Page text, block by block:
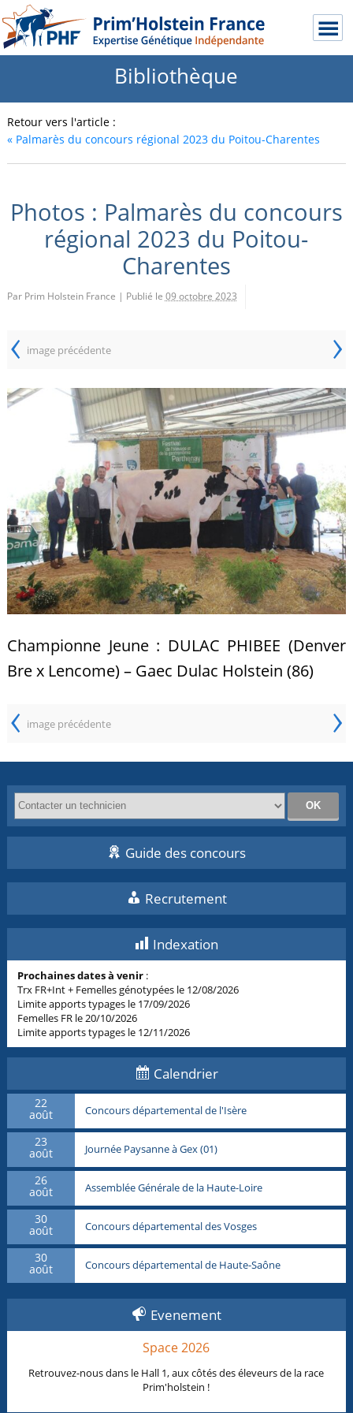
Bibliothèque
Retour vers l'article :
«Palmarès du concours régional 2023 du Poitou-Charentes
Photos : Palmarès du concours
régional 2023 du Poitou-
Charentes
Par Prim Holstein France | Publié le 09 octobre 2023
‹ image précédente ›
Championne Jeune : DULAC PHIBEE (Denver
Bre x Lencome) – Gaec Dulac Holstein (86)
‹ image précédente ›
Guide des concours
Recrutement
Indexation
Prochaines dates à venir :
Trx FR+Int + Femelles génotypées le 12/08/2026
Limite apports typages le 17/09/2026
Femelles FR le 20/10/2026
Limite apports typages le 12/11/2026
Calendrier
22
août Concours départemental de l'Isère
23
août Journée Paysanne à Gex (01)
26
août Assemblée Générale de la Haute-Loire
30
août Concours départemental des Vosges
30
août Concours départemental de Haute-Saône
Evenement
Space 2026
Retrouvez-nous dans le Hall 1, aux côtés des éleveurs de la race
Prim'holstein !